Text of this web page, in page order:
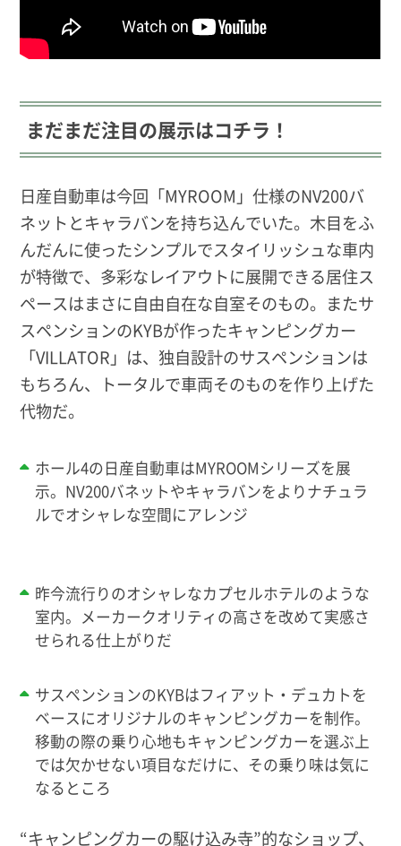
まだまだ注目の展示はコチラ！
日産自動車は今回「MYROOM」仕様のNV200バ
ネットとキャラバンを持ち込んでいた。木目をふ
んだんに使ったシンプルでスタイリッシュな車内
が特徴で、多彩なレイアウトに展開できる居住ス
ペースはまさに自由自在な自室そのもの。またサ
スペンションのKYBが作ったキャンピングカー
「VILLATOR」は、独自設計のサスペンションは
もちろん、トータルで車両そのものを作り上げた
代物だ。
ホール4の日産自動車はMYROOMシリーズを展
示。NV200バネットやキャラバンをよりナチュラ
ルでオシャレな空間にアレンジ
昨今流行りのオシャレなカプセルホテルのような
室内。メーカークオリティの高さを改めて実感さ
せられる仕上がりだ
サスペンションのKYBはフィアット・デュカトを
ベースにオリジナルのキャンピングカーを制作。
移動の際の乗り心地もキャンピングカーを選ぶ上
では欠かせない項目なだけに、その乗り味は気に
なるところ
“キャンピングカーの駆け込み寺”的なショップ、